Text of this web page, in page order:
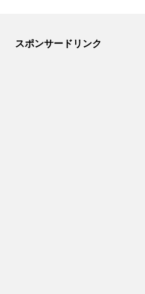
スポンサードリンク